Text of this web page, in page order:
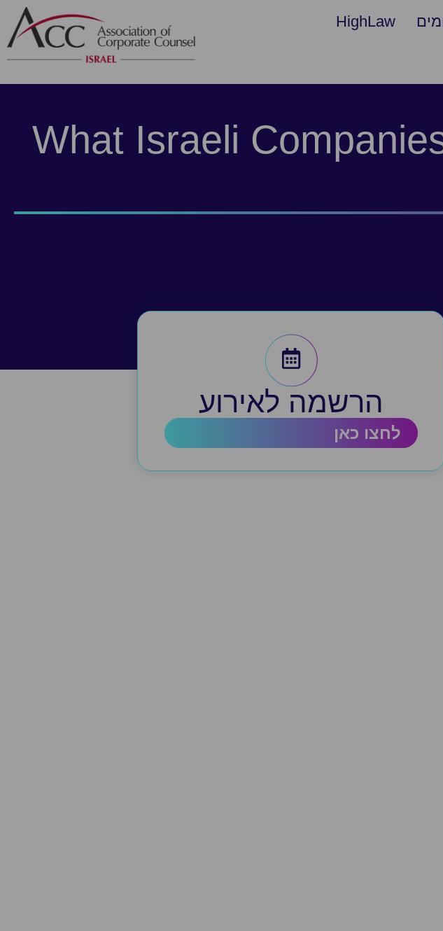
HighLaw
What Israeli
הרשמה לאירוע
לחצו כאן